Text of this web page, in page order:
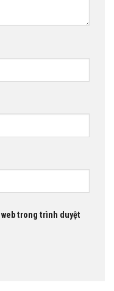
trong trình duyệt